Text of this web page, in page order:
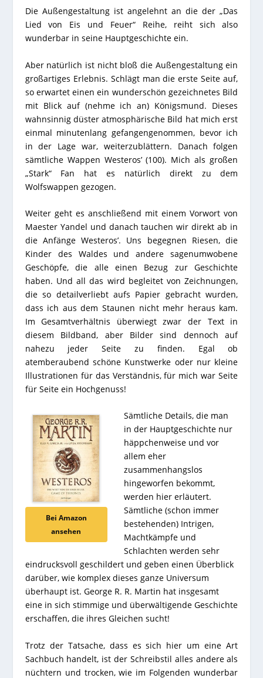
Die Außengestaltung ist angelehnt an die der „Das
Lied von Eis und Feuer“ Reihe, reiht sich also
wunderbar in seine Hauptgeschichte ein.
Aber natürlich ist nicht bloß die Außengestaltung ein
großartiges Erlebnis. Schlägt man die erste Seite auf,
so erwartet einen ein wunderschön gezeichnetes Bild
mit Blick auf (nehme ich an) Königsmund. Dieses
wahnsinnig düster atmosphärische Bild hat mich erst
einmal minutenlang gefangengenommen, bevor ich
in der Lage war, weiterzublättern. Danach folgen
sämtliche Wappen Westeros’ (100). Mich als großen
„Stark“ Fan hat es natürlich direkt zu dem
Wolfswappen gezogen.
Weiter geht es anschließend mit einem Vorwort von
Maester Yandel und danach tauchen wir direkt ab in
die Anfänge Westeros’. Uns begegnen Riesen, die
Kinder des Waldes und andere sagenumwobene
Geschöpfe, die alle einen Bezug zur Geschichte
haben. Und all das wird begleitet von Zeichnungen,
die so detailverliebt aufs Papier gebracht wurden,
dass ich aus dem Staunen nicht mehr heraus kam.
Im Gesamtverhältnis überwiegt zwar der Text in
diesem Bildband, aber Bilder sind dennoch auf
nahezu jeder Seite zu finden. Egal ob
atemberaubend schöne Kunstwerke oder nur kleine
Illustrationen für das Verständnis, für mich war Seite
für Seite ein Hochgenuss!
Bei Amazon
ansehen
Sämtliche Details, die man
in der Hauptgeschichte nur
häppchenweise und vor
allem eher
zusammenhangslos
hingeworfen bekommt,
werden hier erläutert.
Sämtliche (schon immer
bestehenden) Intrigen,
Machtkämpfe und
Schlachten werden sehr
eindrucksvoll geschildert und geben einen Überblick
darüber, wie komplex dieses ganze Universum
überhaupt ist. George R. R. Martin hat insgesamt
eine in sich stimmige und überwältigende Geschichte
erschaffen, die ihres Gleichen sucht!
Trotz der Tatsache, dass es sich hier um eine Art
Sachbuch handelt, ist der Schreibstil alles andere als
nüchtern und trocken, wie im Folgenden wunderbar